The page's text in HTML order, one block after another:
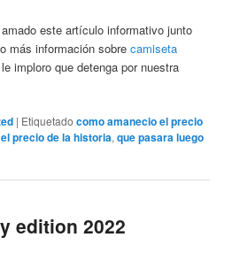
este artículo informativo junto
más información sobrecamiseta
le imploro que detenga por nuestra
| Etiquetado como amanecio el precio
precio de la historia,que pasara luego
edition 2022